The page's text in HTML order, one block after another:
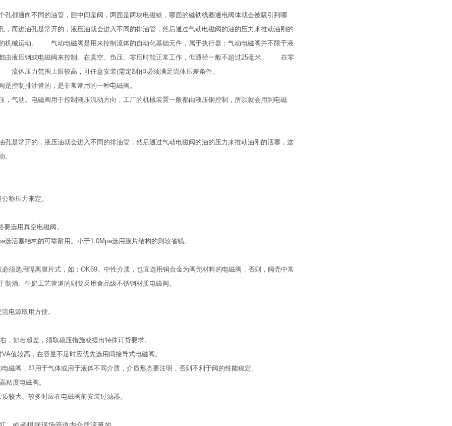
都通向不同的油管，腔中间是阀，两面是两块电磁铁，哪面的磁铁线圈通电阀体就会被吸引到哪
进油孔是常开的，液压油就会进入不同的排油管，然后通过气动电磁阀的油的压力来推动油刚的
机械运动。 气动电磁阀是用来控制流体的自动化基础元件，属于执行器；气动电磁阀并不限于液
由液压钢或电磁阀来控制。在真空、负压、零压时能正常工作，但通径一般不超过25毫米。 在零
体压力范围上限较高，可任意安装(需定制)但必须满足流体压差条件。
控制排油管的，是非常常用的一种电磁阀。
气动。电磁阀用于控制液压流动方向，工厂的机械装置一般都由液压钢控制，所以就会用到电磁
是常开的，液压油就会进入不同的排油管，然后通过气动电磁阀的油的压力来推动油刚的活塞，这
。
称压力来定。
选用真空电磁阀。
活塞结构的可靠耐用。小于1.0Mpa选用膜片结构的则较省钱。
须选用隔离膜片式，如：OK69。中性介质，也宜选用铜合金为阀壳材料的电磁阀，否则，阀壳中常
酒、牛奶工艺管道的则要采用食品级不锈钢材质电磁阀。
电源取用方便。
如若超差，须取稳压措施或提出特殊订货要求。
值较高，在容量不足时应优先选用间接导式电磁阀。
磁阀，即用于气体或用于液体不同介质，介质形态要注明，否则不利于阀的性能稳定。
粘度电磁阀。
较大、较多时应在电磁阀前安装过滤器。